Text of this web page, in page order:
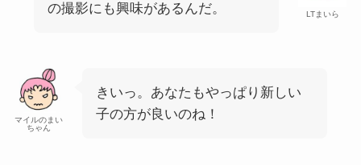
LTまいら
の撮影にも興味があるんだ。
マイルのまい
ちゃん
きいっ。あなたもやっぱり新しい
子の方が良いのね！